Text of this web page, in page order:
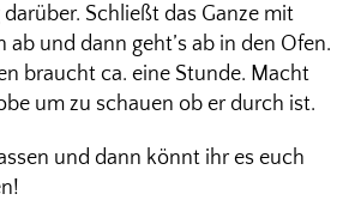
Schließt das Ganze mit
ab und dann geht’s ab in den Ofen.
braucht ca. eine Stunde. Macht
um zu schauen ob er durch ist.
und dann könnt ihr es euch